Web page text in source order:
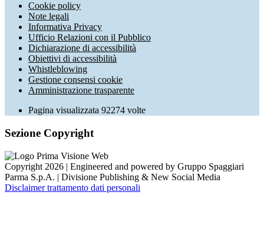
Cookie policy
Note legali
Informativa Privacy
Ufficio Relazioni con il Pubblico
Dichiarazione di accessibilità
Obiettivi di accessibilità
Whistleblowing
Gestione consensi cookie
Amministrazione trasparente
Pagina visualizzata 92274 volte
Sezione Copyright
Copyright 2026 | Engineered and powered by Gruppo Spaggiari
Parma S.p.A. | Divisione Publishing & New Social Media
Disclaimer trattamento dati personali